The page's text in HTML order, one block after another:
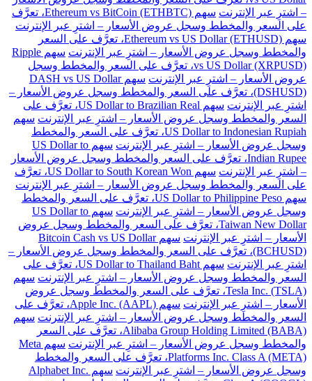
– اشترِ عبر الإنترنت
سهم Ethereum vs BitCoin (ETHBTC)، تعرَّف
على السعر والمخطط وسجل عروض الأسعار – اشترِ عبر الإنترنت
سهم Ethereum vs US Dollar (ETHUSD)، تعرَّف على السعر
والمخطط وسجل عروض الأسعار – اشترِ عبر الإنترنت
سهم Ripple
vs US Dollar (XRPUSD)، تعرَّف على السعر والمخطط وسجل
عروض الأسعار – اشترِ عبر الإنترنت
سهم DASH vs US Dollar
(DSHUSD)، تعرَّف على السعر والمخطط وسجل عروض الأسعار –
اشترِ عبر الإنترنت
سهم US Dollar to Brazilian Real، تعرَّف على
السعر والمخطط وسجل عروض الأسعار – اشترِ عبر الإنترنت سهم
US Dollar to Indonesian Rupiah، تعرَّف على السعر والمخطط
وسجل عروض الأسعار – اشترِ عبر الإنترنت
سهم US Dollar to
Indian Rupee، تعرَّف على السعر والمخطط وسجل عروض الأسعار
– اشترِ عبر الإنترنت
سهم US Dollar to South Korean Won، تعرَّف
على السعر والمخطط وسجل عروض الأسعار – اشترِ عبر الإنترنت
سهم US Dollar to Philippine Peso، تعرَّف على السعر والمخطط
وسجل عروض الأسعار – اشترِ عبر الإنترنت
سهم US Dollar to
Taiwan New Dollar، تعرَّف على السعر والمخطط وسجل عروض
الأسعار – اشترِ عبر الإنترنت
سهم Bitcoin Cash vs US Dollar
(BCHUSD)، تعرَّف على السعر والمخطط وسجل عروض الأسعار –
اشترِ عبر الإنترنت
سهم US Dollar to Thailand Baht، تعرَّف على
السعر والمخطط وسجل عروض الأسعار – اشترِ عبر الإنترنت سهم
Tesla Inc. (TSLA)، تعرَّف على السعر والمخطط وسجل عروض
الأسعار – اشترِ عبر الإنترنت
سهم Apple Inc. (AAPL)، تعرَّف على
السعر والمخطط وسجل عروض الأسعار – اشترِ عبر الإنترنت سهم
Alibaba Group Holding Limited (BABA)، تعرَّف على السعر
والمخطط وسجل عروض الأسعار – اشترِ عبر الإنترنت
سهم Meta
Platforms Inc. Class A (META)، تعرَّف على السعر والمخطط
وسجل عروض الأسعار – اشترِ عبر الإنترنت
سهم Alphabet Inc.